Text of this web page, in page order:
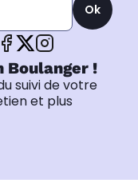
Ok
Boulanger !
suivi de votre
et plus